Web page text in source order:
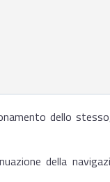
dello
della